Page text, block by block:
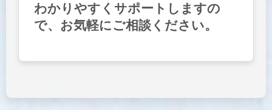
わかりやすくサポートしますの
で、お気軽にご相談ください。